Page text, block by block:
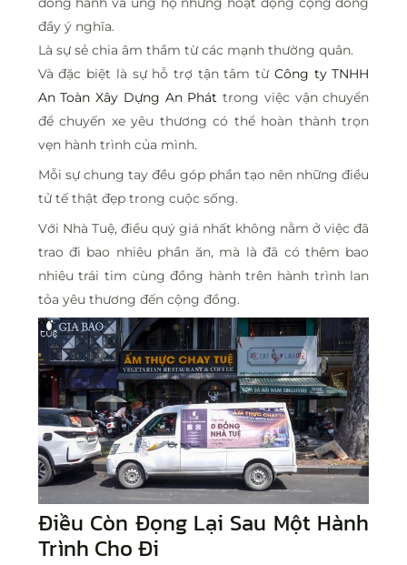
đầy ý nghĩa.
Là sự sẻ chia âm thầm từ các mạnh thường quân.
Và đặc biệt là sự hỗ trợ tận tâm từ Công ty TNHH
An Toàn Xây Dựng An Phát trong việc vận chuyển
để chuyến xe yêu thương có thể hoàn thành trọn
vẹn hành trình của mình.
Mỗi sự chung tay đều góp phần tạo nên những điều
tử tế thật đẹp trong cuộc sống.
Với Nhà Tuệ, điều quý giá nhất không nằm ở việc đã
trao đi bao nhiêu phần ăn, mà là đã có thêm bao
nhiêu trái tim cùng đồng hành trên hành trình lan
tỏa yêu thương đến cộng đồng.
Điều Còn Đọng Lại Sau Một Hành
Trình Cho Đi